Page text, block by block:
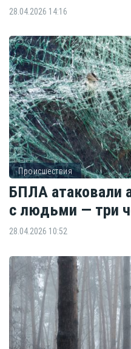
28.04.2026 14:16
Происшествия
БПЛА атаковали
с людьми — три
28.04.2026 10:52